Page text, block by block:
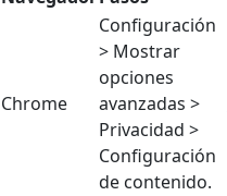
Chrome
Configuración
> Mostrar
opciones
avanzadas >
Privacidad >
Configuración
de contenido.